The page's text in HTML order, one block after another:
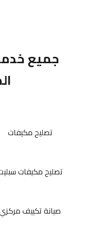
جميع
تصليح مكيفات
تصليح مكيفات
صيانة تكييف